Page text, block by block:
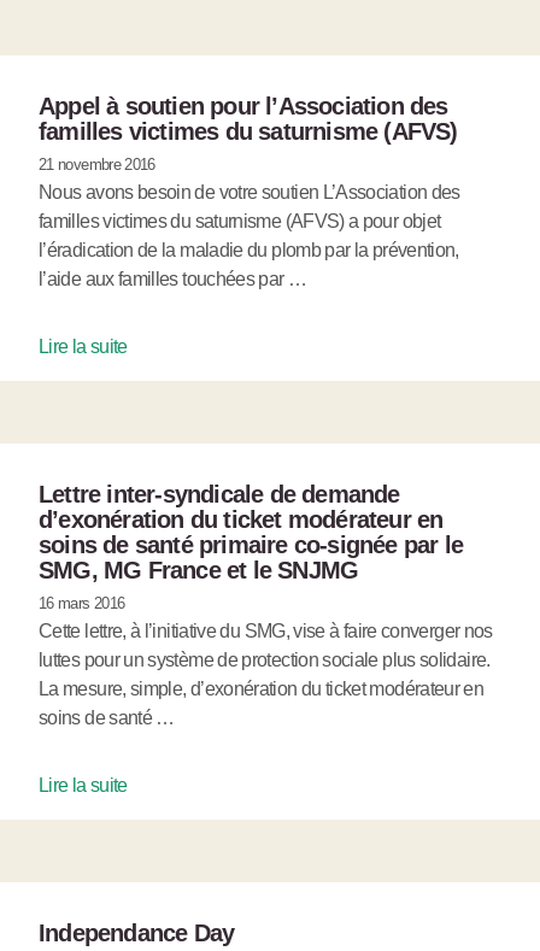
Appel à soutien pour l’Association des
familles victimes du saturnisme (AFVS)
21 novembre 2016
Nous avons besoin de votre soutien L’Association des
familles victimes du saturnisme (AFVS) a pour objet
l’éradication de la maladie du plomb par la prévention,
l’aide aux familles touchées par …
Lire la suite
Lettre inter-syndicale de demande
d’exonération du ticket modérateur en
soins de santé primaire co-signée par le
SMG, MG France et le SNJMG
16 mars 2016
Cette lettre, à l’initiative du SMG, vise à faire converger nos
luttes pour un système de protection sociale plus solidaire.
La mesure, simple, d’exonération du ticket modérateur en
soins de santé …
Lire la suite
Independance Day